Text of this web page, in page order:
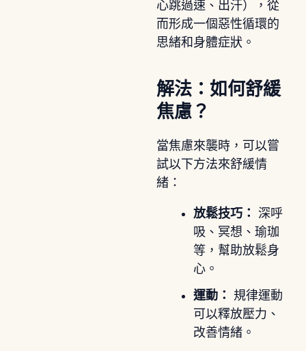
心跳過速、出汗），從
而形成一個惡性循環的
思緒和身體症狀。
解法：如何舒緩
焦慮？
當焦慮來襲時，可以嘗
試以下方法來舒緩情
緒：
放鬆技巧： 深呼
吸、冥想、瑜珈
等，幫助放鬆身
心。
運動： 規律運動
可以釋放壓力、
改善情緒。